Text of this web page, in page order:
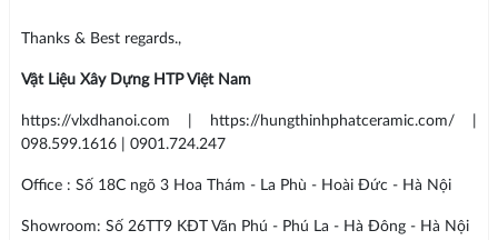
Thanks & Best regards.,
Vật Liệu Xây Dựng HTP Việt Nam
https://vlxdhanoi.com | https://hungthinhphatceramic.com/ |
098.599.1616 | 0901.724.247
Office : Số 18C ngõ 3 Hoa Thám - La Phù - Hoài Đức - Hà Nội
Showroom: Số 26TT9 KĐT Văn Phú - Phú La - Hà Đông - Hà Nội